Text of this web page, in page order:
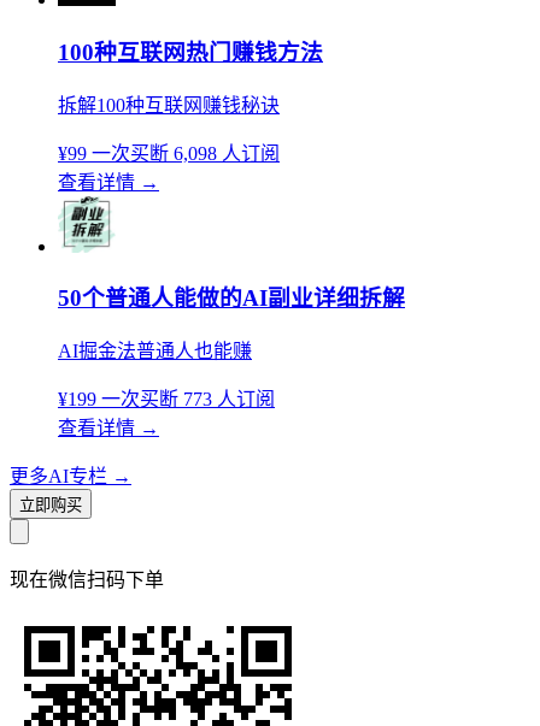
100种互联网热门赚钱方法
拆解100种互联网赚钱秘诀
¥99 一次买断 6,098 人订阅
查看详情 →
50个普通人能做的AI副业详细拆解
AI掘金法普通人也能赚
¥199 一次买断 773 人订阅
查看详情 →
更多AI专栏 →
立即购买
现在微信扫码下单